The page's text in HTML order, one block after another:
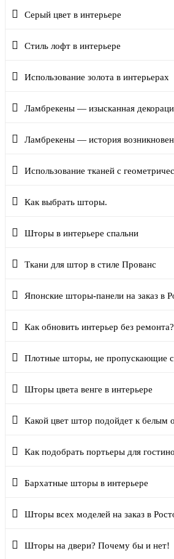
Серый цвет в интерьере
Стиль лофт в интерьере
Использование золота в интерьерах
Ламбрекены — изысканная
Ламбрекены — история
Использование тканей с
Как выбрать шторы.
Шторы в интерьере спальни
Ткани для штор в стиле Прованс
Японские шторы-панели на заказ в
Как обновить интерьер без ремонта?
Плотные шторы, не пропускающие
Шторы цвета венге в интерьере
Какой цвет штор подойдет к белым
Как подобрать портьеры для
Бархатные шторы в интерьере
Шторы всех моделей на заказ в
Шторы на двери? Почему бы и нет!